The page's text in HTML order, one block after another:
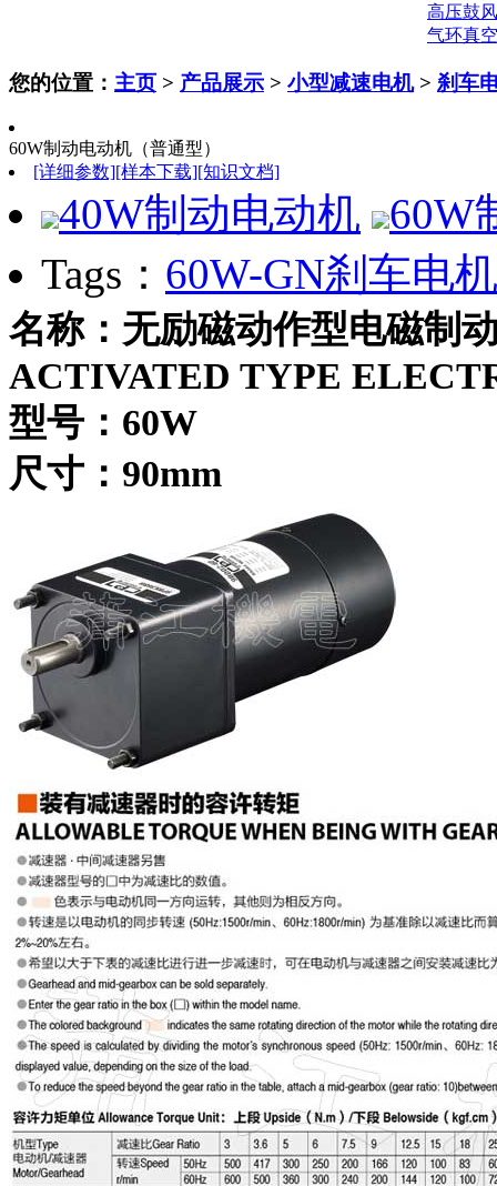
高压鼓
气环真
您的位置： 主页 > 产品展示 > 小型减速电机> 刹车
60W制动电动机（普通型）
[详细参数][样本下载][知识文档]
40W制动电动机
60W
Tags： 60W-GN刹车电机
名称：无励磁动作型电磁制
ACTIVATED TYPE
型号：60W
尺寸：90mm